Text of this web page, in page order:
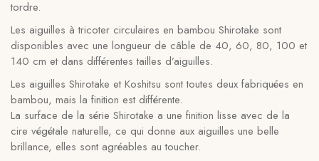
tordre.
Les aiguilles à tricoter circulaires en bambou Shirotake sont
disponibles avec une longueur de câble de 40, 60, 80, 100 et
140 cm et dans différentes tailles d’aiguilles.
Les aiguilles Shirotake et Koshitsu sont toutes deux fabriquées en
bambou, mais la finition est différente.
La surface de la série Shirotake a une finition lisse avec de la
cire végétale naturelle, ce qui donne aux aiguilles une belle
brillance, elles sont agréables au toucher.